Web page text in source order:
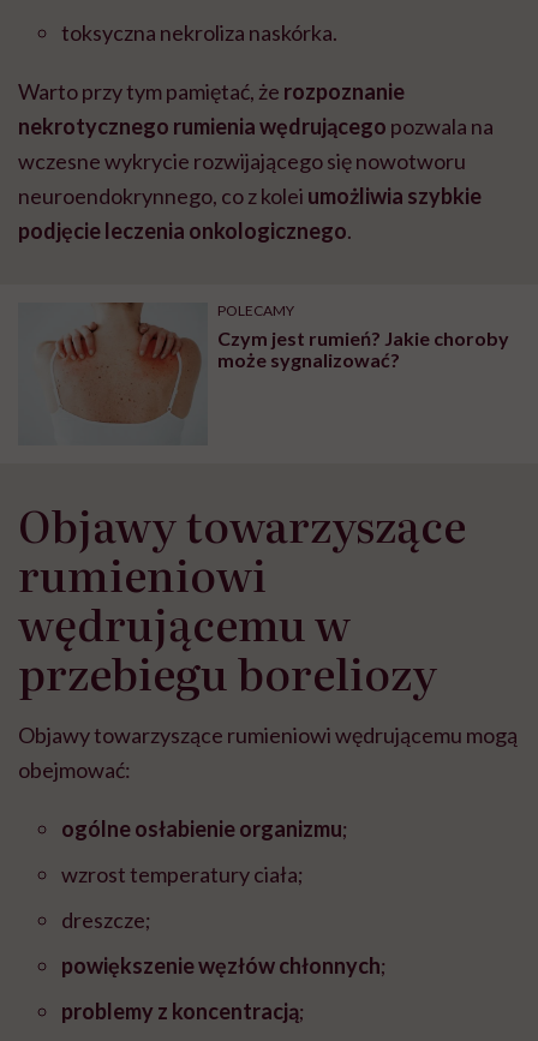
toksyczna nekroliza naskórka.
Warto przy tym pamiętać, że rozpoznanie
nekrotycznego rumienia wędrującego pozwala na
wczesne wykrycie rozwijającego się nowotworu
neuroendokrynnego, co z kolei umożliwia szybkie
podjęcie leczenia onkologicznego.
POLECAMY
Czym jest rumień? Jakie choroby
może sygnalizować?
Objawy towarzyszące
rumieniowi
wędrującemu w
przebiegu boreliozy
Objawy towarzyszące rumieniowi wędrującemu mogą
obejmować:
ogólne osłabienie organizmu;
wzrost temperatury ciała;
dreszcze;
powiększenie węzłów chłonnych;
problemy z koncentracją;